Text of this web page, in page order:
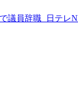
議員辞職 日テレ